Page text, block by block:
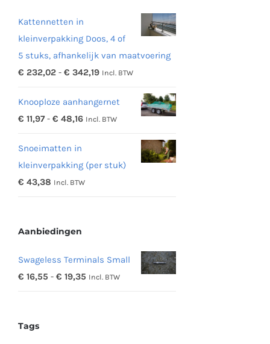
Kattennetten in
kleinverpakking Doos, 4 of
5 stuks, afhankelijk van maatvoering
€ 232,02 - € 342,19Prijsklasse:
tot
€ 342,19
Incl. BTW
Knooploze aanhangernet
€ 11,97 - € 48,16Prijsklasse:
€ 48,16
Incl. BTW
Snoeimatten in
kleinverpakking (per stuk)
€ 43,38 Incl. BTW
Aanbiedingen
Swageless Terminals Small
€ 16,55 - € 19,35 Prijsklasse:
Incl. BTW
Tags